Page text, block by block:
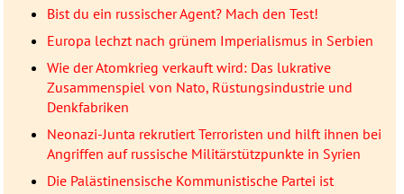
Bist du ein russischer Agent? Mach den Test!
Europa lechzt nach grünem Imperialismus in Serbien
Wie der Atomkrieg verkauft wird: Das lukrative
Zusammenspiel von Nato, Rüstungsindustrie und
Denkfabriken
Neonazi-Junta rekrutiert Terroristen und hilft ihnen bei
Angriffen auf russische Militärstützpunkte in Syrien
Die Palästinensische Kommunistische Partei ist